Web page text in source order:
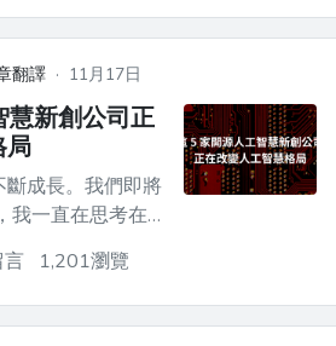
展示建立專業
翻譯 · 11月17日
慧新創公司正
局
成長。我們即將
最新新創公司。
性的工作，從增
語言模型在營運
Ops 的新概
1,201瀏覽